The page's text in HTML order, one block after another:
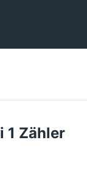
1 Zähler